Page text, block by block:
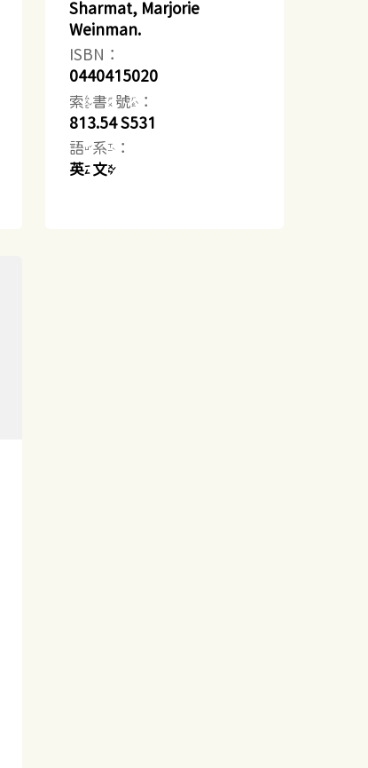
Sharmat, Marjorie
Weinman.
ISBN：
0440415020
索書號：
813.54 S531
語系：
英文